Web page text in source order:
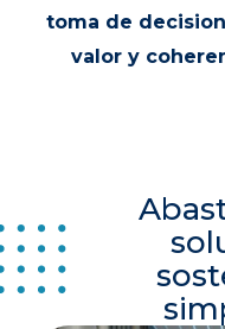
toma de
valor y